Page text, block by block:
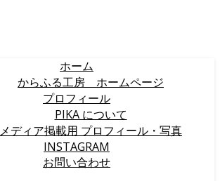
ホーム
からふる工房 ホームページ
プロフィール
PIKA について
メディア掲載用 プロフィール・写真
INSTAGRAM
お問い合わせ